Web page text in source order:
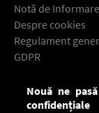
Notă de Informare
Despre cookies
Regulament
GDPR
Descarcă
Nouă ne
confidențiale